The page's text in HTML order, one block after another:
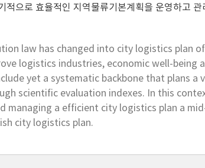
으로 효율적인 지역물류기본계획을 운영하고
law has changed into city logistics plan
logistics industries, economic well-being
yet a systematic backbone that plans a
scientific evaluation indexes. In this
managing a efficient city logistics plan a
city logistics plan.